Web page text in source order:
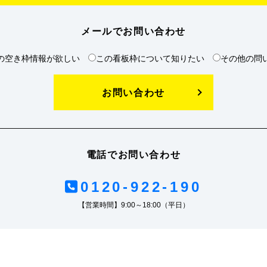
メールでお問い合わせ
空き枠情報が欲しい この看板枠について知りたい その他の問
お問い合わせ
電話でお問い合わせ
0120-922-190
【営業時間】9:00～18:00（平日）